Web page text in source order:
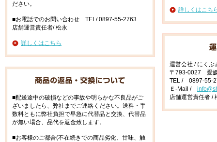
ださい。
■お電話でのお問い合わせ TEL/ 0897-55-2763
店舗運営責任者/ 松永
詳しくはこちら
■配送途中の破損などの事故や明らかな不良品がご
ざいましたら、弊社までご連絡ください。送料・手
数料ともに弊社負担で早急に代替品と交換、代替品
が無い場合、品代を返金致します。
■お客様のご都合(不在続きでの商品劣化、甘味、触
詳しくはこち
運営会社 / にくぶ
〒793-0027 愛
TEL / 0897-55-
Ｅ-Mail /
店舗運営責任者 /